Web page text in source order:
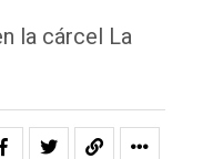
la cárcel La